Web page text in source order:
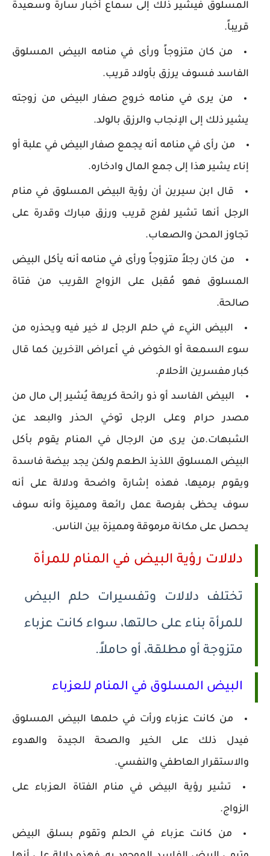
المسلوق فيشير ذلك إلى سماع أخبار سارة وسعيدة
قريباً.
من كان متزوجاً ورأى في منامه البيض المسلوق
الفاسد فسوف يرزق بأولاد قريب.
من يرى في منامه خروج صفار البيض من زوجته
يشير ذلك إلى الإنجاب والرزق بالولد.
من رأى في منامه أنه يجمع صفار البيض في علبة أو
إناء يشير هذا إلى جمع المال وادخاره.
قال ابن سيرين أن رؤية البيض المسلوق في منام
الرجل أنها تشير لفرج قريب ورزق مبارك وقدرة على
تجاوز المحن والصعاب.
من كان رجلاً متزوجاً ورأى في منامه أنه يأكل البيض
المسلوق فهو مُقبل على الزواج القريب من فتاة
صالحة.
البيض النيء في حلم الرجل لا خير فيه ويحذره من
سوء السمعة أو الخوض في أعراض الآخرين كما قال
كبار مفسرين الأحلام.
البيض الفاسد أو ذو رائحة كريهة يُشير إلى مال من
مصدر حرام وعلى الرجل توخي الحذر والبعد عن
الشبهات.من يرى من الرجال في المنام يقوم بأكل
البيض المسلوق اللذيذ الطعم ولكن يجد بيضة فاسدة
ويقوم برميها، فهذه إشارة واضحة ودلالة على أنه
سوف يحظى بفرصة عمل رائعة ومميزة وأنه سوف
يحصل على مكانة مرموقة ومميزة بين الناس.
دلالات رؤية البيض في المنام للمرأة
تختلف دلالات وتفسيرات حلم البيض
للمرأة بناء على حالتها، سواء كانت عزباء
متزوجة أو مطلقة، أو حاملاً.
البيض المسلوق في المنام للعزباء
من كانت عزباء ورأت في حلمها البيض المسلوق
فيدل ذلك على الخير والصحة الجيدة والهدوء
والاستقرار العاطفي والنفسي.
تشير رؤية البيض في منام الفتاة العزباء على
الزواج.
من كانت عزباء في الحلم وتقوم بسلق البيض